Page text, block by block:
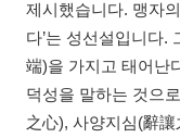
제시했습니다. 맹자
다’는 성선설입니다.
端)을 가지고 태어난
덕성을 말하는 것으
之心), 사양지심(辭讓